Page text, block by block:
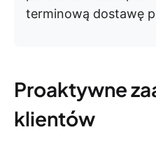
terminową dostawę
Proaktywne
klientów